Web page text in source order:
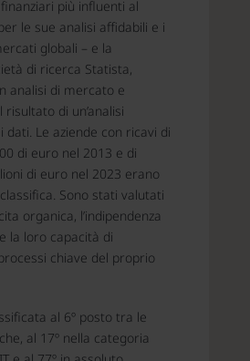
più influenti al
le sue analisi affidabili e i
globali – e la
di ricerca Statista,
analisi di mercato e
di un’analisi
dati. Le aziende con ricavi di
di euro nel 2013 e di
di euro nel 2023 erano
Sono stati valutati
organica, l’indipendenza
la loro capacità di
chiave del proprio
al 6º posto tra le
al 17º nella categoria